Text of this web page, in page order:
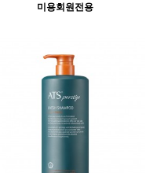
미용회원전용